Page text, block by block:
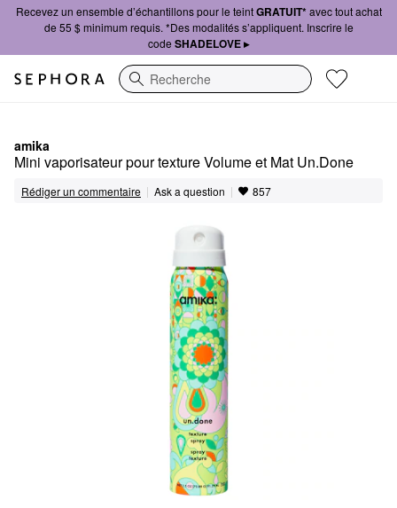
Recevez un ensemble d’échantillons pour le teintGRATUIT*avec tout achat
de 55 $ minimum requis. *Des modalités s’appliquent. Inscrire le
code SHADELOVE ▸
Recherche
amika
Mini vaporisateur pour texture Volume et Mat Un.Done
Rédiger un commentaire | Ask a question | 857